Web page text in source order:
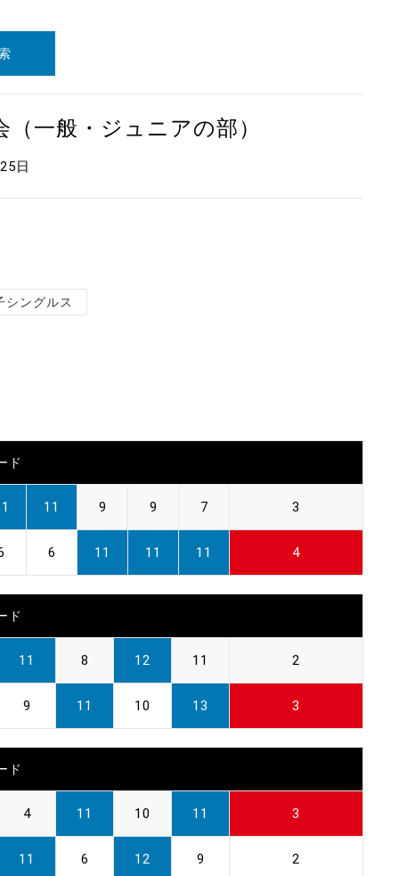
一般・ジュニアの部）
日
シングルス
ド
11 9 9 7 3
6 11 11 11 4
ド
11 8 12 11 2
9 11 10 13 3
ド
4 11 10 11 3
11 6 12 9 2